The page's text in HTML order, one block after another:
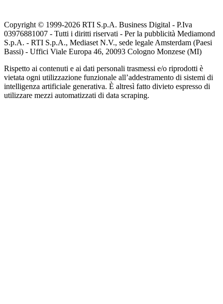
Copyright © 1999-2026 RTI S.p.A. Business Digital - P.Iva
03976881007 - Tutti i diritti riservati - Per la pubblicità Mediamond
S.p.A. - RTI S.p.A., Mediaset N.V., sede legale Amsterdam (Paesi
Bassi) - Uffici Viale Europa 46, 20093 Cologno Monzese (MI)
Rispetto ai contenuti e ai dati personali trasmessi e/o riprodotti è
vietata ogni utilizzazione funzionale all’addestramento di sistemi di
intelligenza artificiale generativa. È altresì fatto divieto espresso di
utilizzare mezzi automatizzati di data scraping.